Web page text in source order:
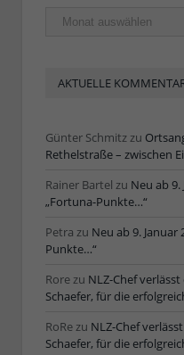
Ältere
Artikel
AKTUELLE
Günter Schmitzzu
Rethelstraße – zwischen
Rainer Bartel zu Neu ab 9.
„Fortuna-Punkte…“
Petra zu Neu ab 9. Januar
Punkte…“
Rorezu NLZ-Chef
Schaefer, für die
RoRezu NLZ-Chef
Schaefer, für die